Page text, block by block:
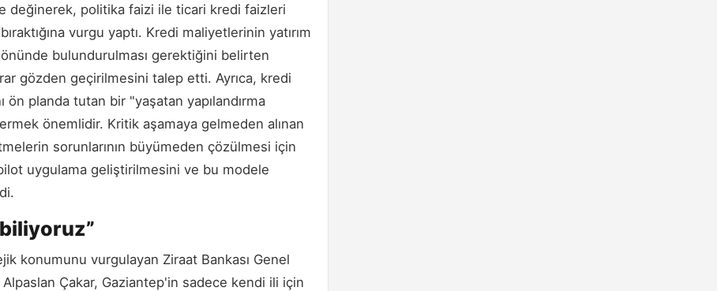
değinerek, politika faizi ile ticari kredi faizleri
vurgu yaptı. Kredi maliyetlerinin yatırım
bulundurulması gerektiğini belirten
gözden geçirilmesini talep etti. Ayrıca, kredi
ön planda tutan bir "yaşatan yapılandırma
önemlidir. Kritik aşamaya gelmeden alınan
sorunlarının büyümeden çözülmesi için
uygulama geliştirilmesini ve bu modele
konumunu vurgulayan Ziraat Bankası Genel
Çakar, Gaziantep'in sadece kendi ili için